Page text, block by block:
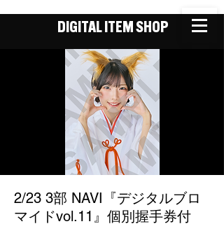
DIGITAL ITEM SHOP
2/23 3部 NAVI『デジタルブロ
マイドvol.11』個別握手券付